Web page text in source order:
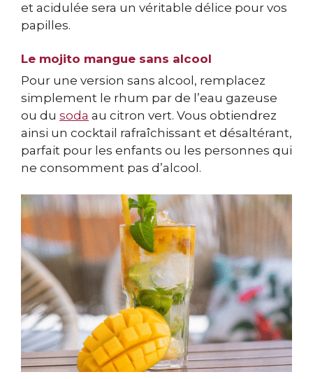
et acidulée sera un véritable délice pour vos
papilles.
Le mojito mangue sans alcool
Pour une version sans alcool, remplacez
simplement le rhum par de l’eau gazeuse
ou du soda au citron vert. Vous obtiendrez
ainsi un cocktail rafraîchissant et désaltérant,
parfait pour les enfants ou les personnes qui
ne consomment pas d’alcool.